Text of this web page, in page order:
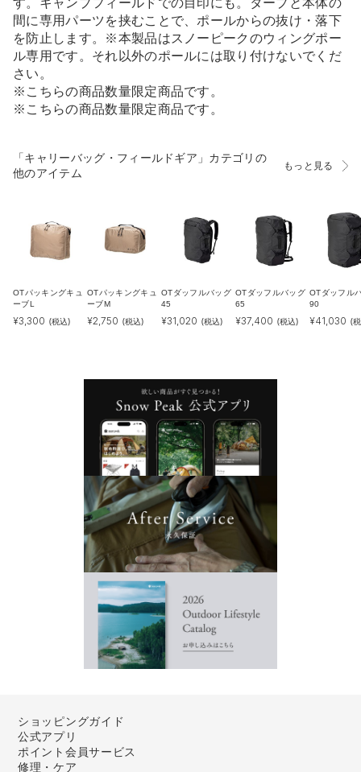
す。キャンプフィールドでの目印にも。タープと本体の
間に専用パーツを挟むことで、ポールからの抜け・落下
を防止します。※本製品はスノーピークのウィングポー
ル専用です。それ以外のポールには取り付けないでくだ
さい。
※こちらの商品数量限定商品です。
※こちらの商品数量限定商品です。
「キャリーバッグ・フィールドギア」カテゴリの
他のアイテム
もっと見る
OTパッキングキュ
ーブL
¥3,300 (税込)
OTパッキングキュ
ーブM
¥2,750 (税込)
OTダッフルバッグ
45
¥31,020 (税込)
OTダッフルバッグ
65
¥37,400 (税込)
OTダッフル
90
¥41,030 (
ショッピングガイド
公式アプリ
ポイント会員サービス
修理・ケア